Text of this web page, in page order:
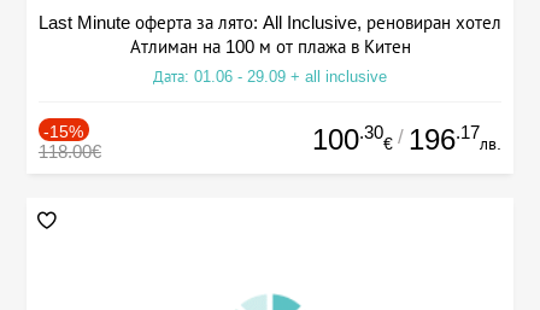
Last Minute оферта за лято: All Inclusive, реновиран хотел
Атлиман на 100 м от плажа в Китен
Дата: 01.06 - 29.09 + all inclusive
-15%
118.00€ 100.30
€ / 196.17
лв.